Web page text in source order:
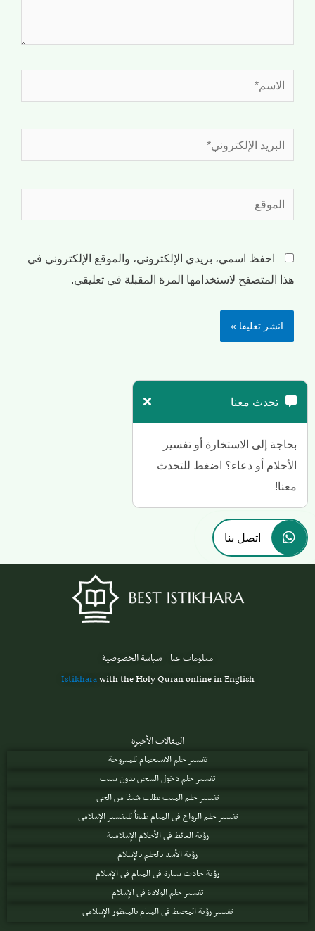
احفظ اسمي، بريدي الإلكتروني، والموقع الإلكتروني في
هذا المتصفح لاستخدامها المرة المقبلة في تعليقي.
تحدث معنا
بحاجة إلى الاستخارة أو تفسير
الأحلام أو دعاء؟ اضغط للتحدث
معنا!
اتصل بنا
معلومات عنا سياسة الخصوصية
Istikharawith the Holy Quran online in English
المقالات الأخيرة
تفسير حلم الاستحمام للمتزوجة
تفسير حلم دخول السجن بدون سبب
تفسير حلم الميت يطلب شيئا من الحي
تفسير حلم الزواج في المنام طبقاً للتفسير الإسلامي
رؤية الغائط في الأحلام الإسلامية
رؤية الأسد بالحلم بالإسلام
رؤية حادث سيارة في المنام في الإسلام
تفسير حلم الولادة في الإسلام
تفسير رؤية المحيط في المنام بالمنظور الإسلامي